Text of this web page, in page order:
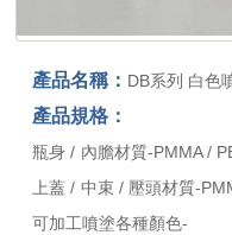
產品名稱： DB系列 白色
產品規格：
瓶身 / 內膽材質-PMMA /
上蓋 / 中束 / 壓頭材質-
可加工噴塗各種顏色-